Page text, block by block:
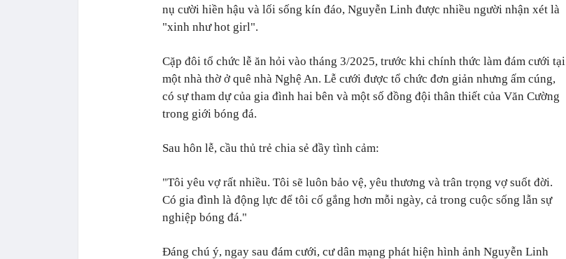
nụ cười hiền hậu và lối sống kín đáo, Nguyễn Linh được nhiều người nhận xét là
"xinh như hot girl".
Cặp đôi tổ chức lễ ăn hỏi vào tháng 3/2025, trước khi chính thức làm đám cưới tại
một nhà thờ ở quê nhà Nghệ An. Lễ cưới được tổ chức đơn giản nhưng ấm cúng,
có sự tham dự của gia đình hai bên và một số đồng đội thân thiết của Văn Cường
trong giới bóng đá.
Sau hôn lễ, cầu thủ trẻ chia sẻ đầy tình cảm:
"Tôi yêu vợ rất nhiều. Tôi sẽ luôn bảo vệ, yêu thương và trân trọng vợ suốt đời.
Có gia đình là động lực để tôi cố gắng hơn mỗi ngày, cả trong cuộc sống lẫn sự
nghiệp bóng đá."
Đáng chú ý, ngay sau đám cưới, cư dân mạng phát hiện hình ảnh Nguyễn Linh